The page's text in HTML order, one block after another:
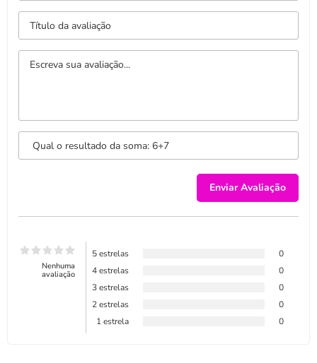
Nenhuma
avaliação
5 estrelas
0
4 estrelas
0
3 estrelas
0
2 estrelas
0
1 estrela
0